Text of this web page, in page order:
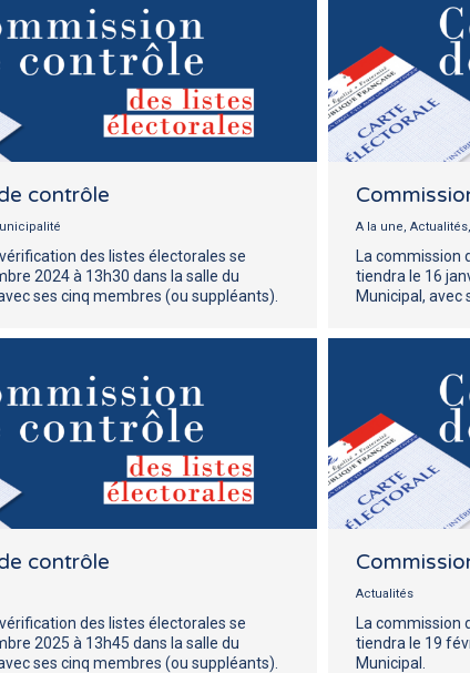
contrôle
des listes électorales se
2024 à 13h30 dans la salle du
ses cinq membres (ou suppléants).
A la une Actualités
La commission
tiendra le 16
Municipal, avec
contrôle
des listes électorales se
2025 à 13h45 dans la salle du
ses cinq membres (ou suppléants).
Actualités
La commission
tiendra le 19
Municipal.